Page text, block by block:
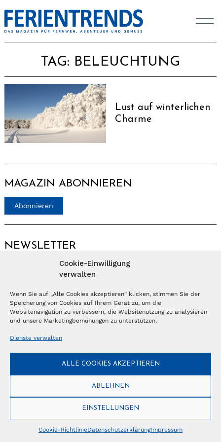
Cookie-Einwilligung
verwalten
Wenn Sie auf „Alle Cookies akzeptieren“ klicken, stimmen Sie der
Speicherung von Cookies auf Ihrem Gerät zu, um die
Websitenavigation zu verbessern, die Websitenutzung zu analysieren
und unsere Marketingbemühungen zu unterstützen.
Dienste verwalten
ALLE COOKIES AKZEPTIEREN
ABLEHNEN
EINSTELLUNGEN
Cookie-RichtlinieDatenschutzerklärungImpressum
TAG: BELEUCHTUNG
Lust auf winterlichen
Charme
MAGAZIN ABONNIEREN
Abonnieren
NEWSLETTER
© Copyright 2026 – Ferientrends // info@tlvg.ch// +41 31 300 30 85 //
Tourismus Lifestyle Verlag GmbH // Frohbergweg 1 - CH-3012 Bern //
Datenschutzerklärung//Impressum